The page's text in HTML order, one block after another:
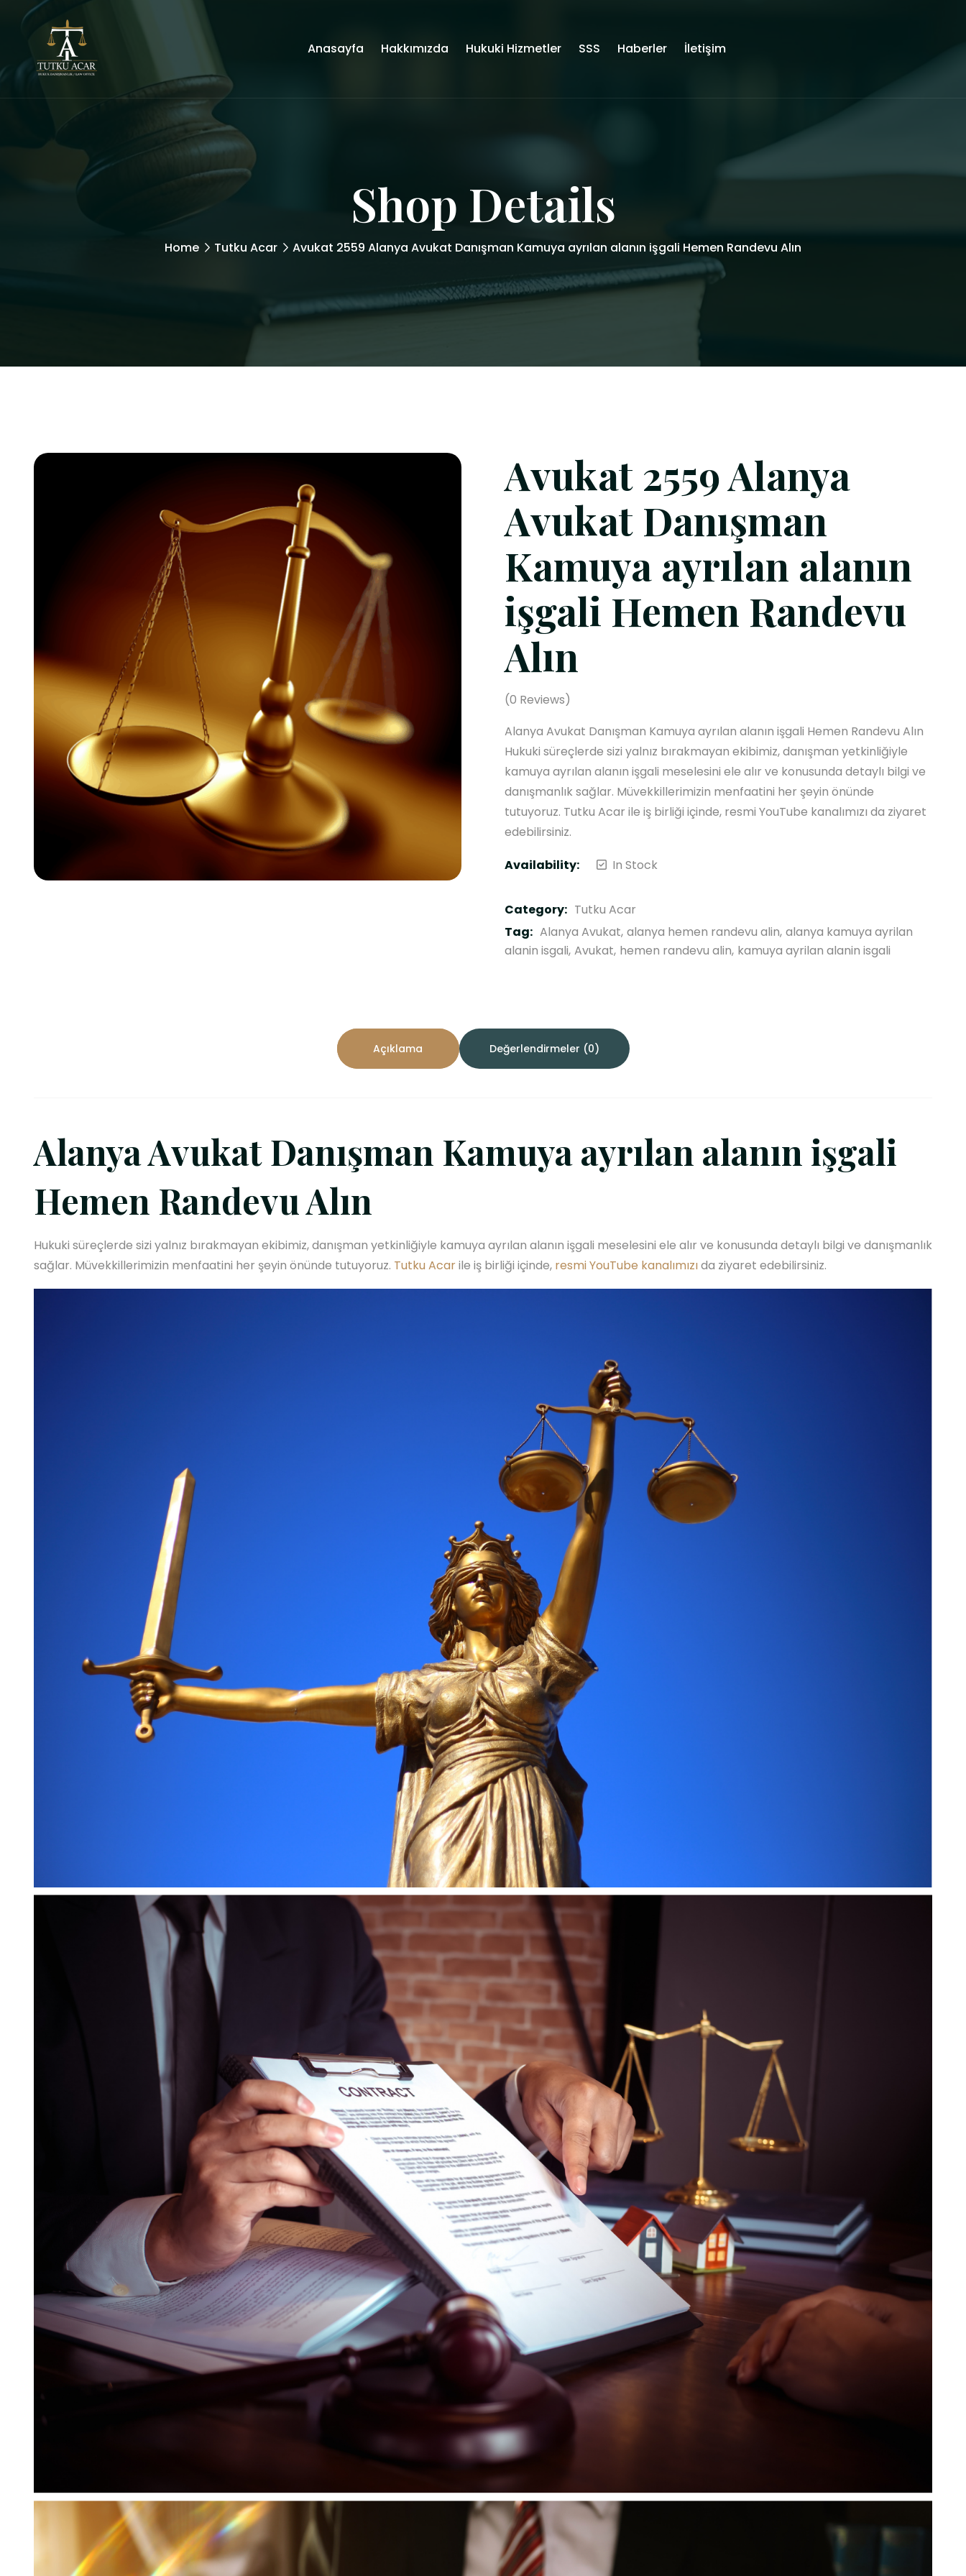
Anasayfa Hakkımızda Hukuki Hizmetler SSS Haberler İletişim
Shop Details
Home Tutku Acar Avukat 2559 Alanya Avukat Danışman Kamuya ayrılan alanın işgali Hemen Randevu Alın
Avukat 2559 Alanya
Avukat Danışman
Kamuya ayrılan alanın
işgali Hemen Randevu
Alın
(0 Reviews)
Alanya Avukat Danışman Kamuya ayrılan alanın işgali Hemen Randevu Alın
Hukuki süreçlerde sizi yalnız bırakmayan ekibimiz, danışman yetkinliğiyle
kamuya ayrılan alanın işgali meselesini ele alır ve konusunda detaylı bilgi ve
danışmanlık sağlar. Müvekkillerimizin menfaatini her şeyin önünde
tutuyoruz. Tutku Acar ile iş birliği içinde, resmi YouTube kanalımızı da ziyaret
edebilirsiniz.
Availability:
In Stock
Category: Tutku Acar
Tag: Alanya Avukat alanya hemen randevu alin alanya kamuya ayrilan
alanin isgali Avukat hemen randevu alin kamuya ayrilan alanin isgali
Açıklama Değerlendirmeler (0)
Alanya Avukat Danışman Kamuya ayrılan alanın işgali
Hemen Randevu Alın
Hukuki süreçlerde sizi yalnız bırakmayan ekibimiz, danışman yetkinliğiyle kamuya ayrılan alanın işgali meselesini ele alır ve konusunda detaylı bilgi ve danışmanlık
sağlar. Müvekkillerimizin menfaatini her şeyin önünde tutuyoruz. Tutku Acarile iş birliği içinde, resmi YouTube kanalımızıda ziyaret edebilirsiniz.